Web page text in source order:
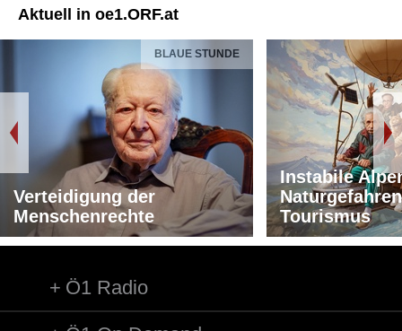
Aktuell in oe1.ORF.at
BLAUE STUNDE
Verteidigung der
Menschenrechte
Instabile
Tourismus
Ö1 Radio